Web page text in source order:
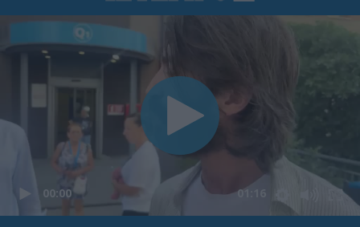
00:00 01:16